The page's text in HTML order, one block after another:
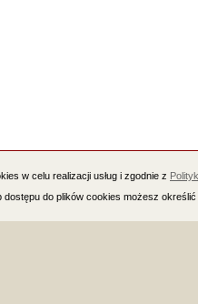
w celu realizacji usług i zgodnie z
dostępu do plików cookies możesz